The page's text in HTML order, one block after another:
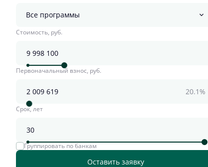
Все программы
Стоимость, руб.
Первоначальный взнос, руб.
20.1%
Срок, лет
Группировать по банкам
Оставить заявку